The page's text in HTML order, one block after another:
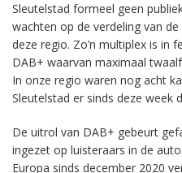
Sleutelstad formeel geen
wachten op de verdeling van
deze regio. Zo’n multiplex is in
DAB+ waarvan maximaal
In onze regio waren nog acht
Sleutelstad er sinds deze week
De uitrol van DAB+ gebeurt
ingezet op luisteraars in de
Europa sinds december 2020